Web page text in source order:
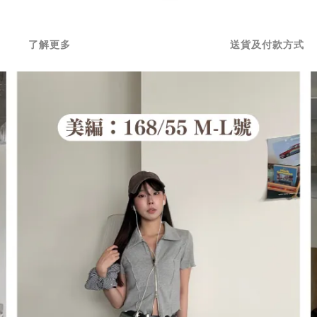
了解更多 送貨及付款方式